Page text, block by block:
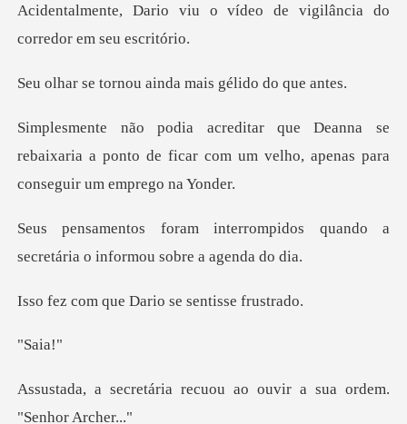
o vídeo de vigilância do
c
ou ainda mais gél
se
rebaixaria a ponto de ficar com um velho,
mpidos quando a
secretária o i
e Dario se sent
ai
recuou ao ouvir a sua